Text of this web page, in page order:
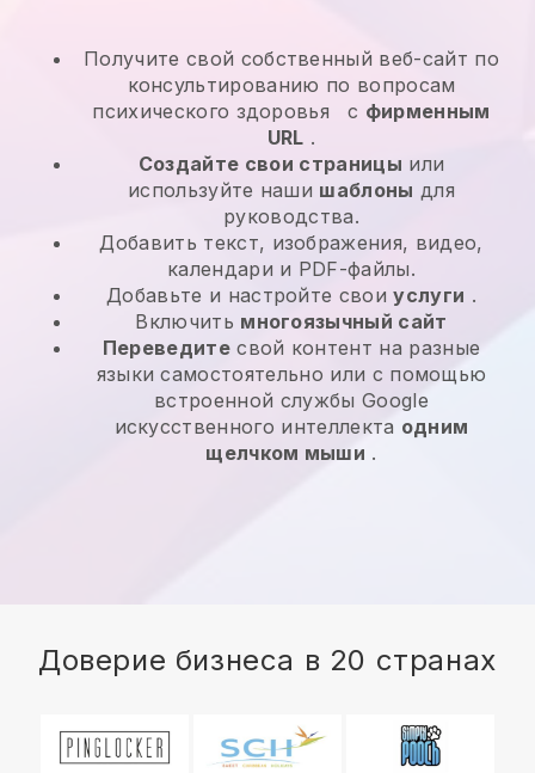
Получите свой собственный веб-сайт по
консультированию по вопросам
психического здоровья
с фирменным
URL .
Создайте свои страницы или
используйте наши шаблоны для
руководства.
Добавить текст, изображения, видео,
календари и PDF-файлы.
Добавьте и настройте своиуслуги .
Включить многоязычный сайт
Переведитесвой контент на разные
языки самостоятельно или с помощью
встроенной службы Google
искусственного интеллекта одним
щелчком мыши .
Доверие бизнеса в 20 странах